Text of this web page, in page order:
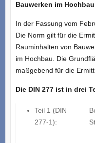
Bauwerken im
In der Fassung vom
Die Norm gilt für die
Rauminhalten von
im Hochbau. Die
maßgebend für die
Die DIN 277 ist in drei
Teil 1 (DIN
277-1):